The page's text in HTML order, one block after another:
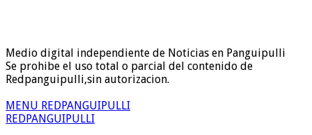
Medio digital independiente de Noticias en Panguipulli
Se prohibe el uso total o parcial del contenido de
Redpanguipulli,sin autorizacion.
MENU REDPANGUIPULLI
REDPANGUIPULLI